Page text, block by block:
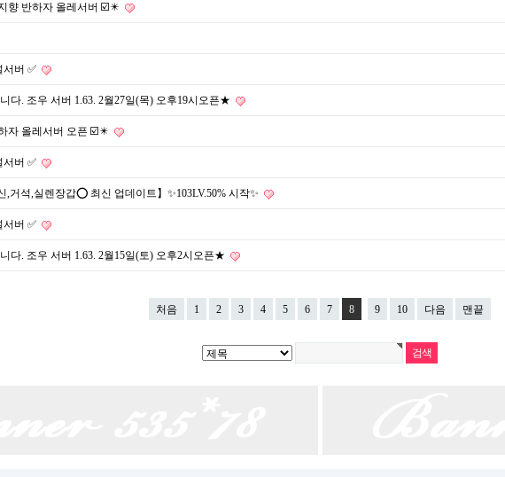
향 반하자 올레서버 ☑️✴️
서버 ✅
다. 조우 서버 1.63. 2월27일(목) 오후19시오픈★
자 올레서버 오픈 ☑️✴️
서버 ✅
,거석,실렌장갑⭕ 최신 업데이트】✨103LV.50% 시작✨
서버 ✅
다. 조우 서버 1.63. 2월15일(토) 오후2시오픈★
처음 1 2 3 4 5 6 7 8 9 10 다음 맨끝